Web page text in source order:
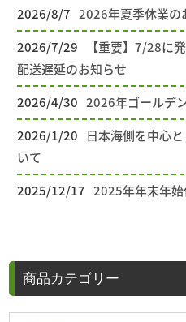
2026/8/7 2026年夏季休業の
2026/7/29
【重要】7/28に
配送遅延のお知らせ
2026/4/30 2026年ゴールデ
2026/1/20
日本海側を中心
いて
2025/12/17 2025年年末年
商品カテゴリー